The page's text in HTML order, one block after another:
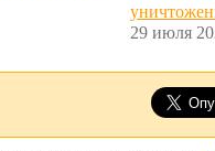
29 июля